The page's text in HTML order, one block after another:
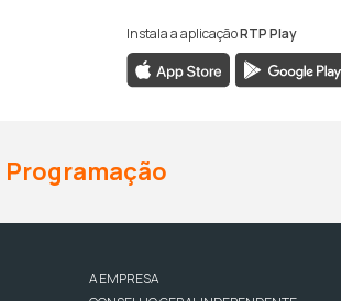
Instala a aplicaçãoRTP Play
Programação
A EMPRESA